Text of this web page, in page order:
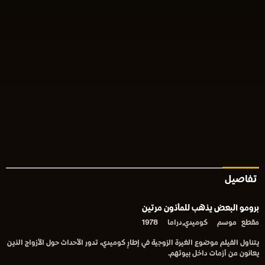
تفاصيل
برومو ‫البعض يذهب للمأذون مرتين‬
مقطع موسم كوميدي,دراما 1978
يتناول الفيلم موضوع الغيرة الزوجية في إطارٍ كوميدي، تدور الأحداث حول الأزواج الذين
يعانون من أزمات داخل بيوتهم.